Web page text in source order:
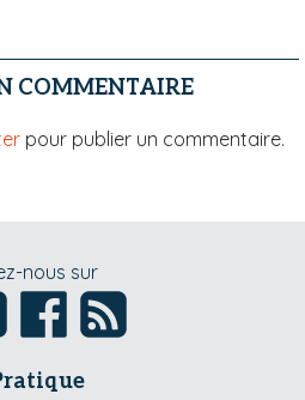
COMMENTAIRE
pour publier un commentaire.
nous sur